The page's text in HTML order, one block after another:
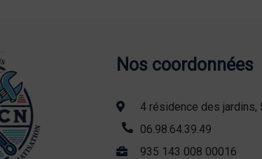
Nos coordonnées
4 résidence des jardins,
06.98.64.39.49
935 143 008 00016